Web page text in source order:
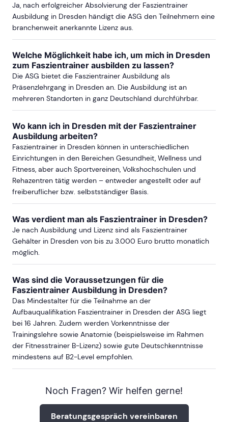
Ja, nach erfolgreicher Absolvierung der Faszientrainer
Ausbildung in Dresden händigt die ASG den Teilnehmern eine
branchenweit anerkannte Lizenz aus.
Welche Möglichkeit habe ich, um mich in Dresden
zum Faszientrainer ausbilden zu lassen?
Die ASG bietet die Faszientrainer Ausbildung als
Präsenzlehrgang in Dresden an. Die Ausbildung ist an
mehreren Standorten in ganz Deutschland durchführbar.
Wo kann ich in Dresden mit der Faszientrainer
Ausbildung arbeiten?
Faszientrainer in Dresden können in unterschiedlichen
Einrichtungen in den Bereichen Gesundheit, Wellness und
Fitness, aber auch Sportvereinen, Volkshochschulen und
Rehazentren tätig werden – entweder angestellt oder auf
freiberuflicher bzw. selbstständiger Basis.
Was verdient man als Faszientrainer in Dresden?
Je nach Ausbildung und Lizenz sind als Faszientrainer
Gehälter in Dresden von bis zu 3.000 Euro brutto monatlich
möglich.
Was sind die Voraussetzungen für die
Faszientrainer Ausbildung in Dresden?
Das Mindestalter für die Teilnahme an der
Aufbauqualifikation Faszientrainer in Dresden der ASG liegt
bei 16 Jahren. Zudem werden Vorkenntnisse der
Trainingslehre sowie Anatomie (beispielsweise im Rahmen
der Fitnesstrainer B-Lizenz) sowie gute Deutschkenntnisse
mindestens auf B2-Level empfohlen.
Noch Fragen? Wir helfen gerne!
Beratungsgespräch vereinbaren